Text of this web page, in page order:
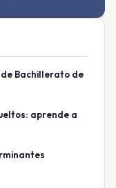
Bachillerato de
aprende a